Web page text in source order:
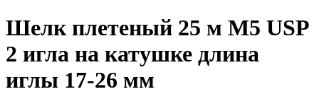
Шелк плетеный 25 м М5 USP
2 игла на катушке длина
иглы 17-26 мм